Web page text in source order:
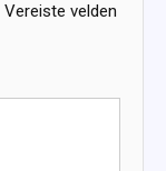
Vereiste velden